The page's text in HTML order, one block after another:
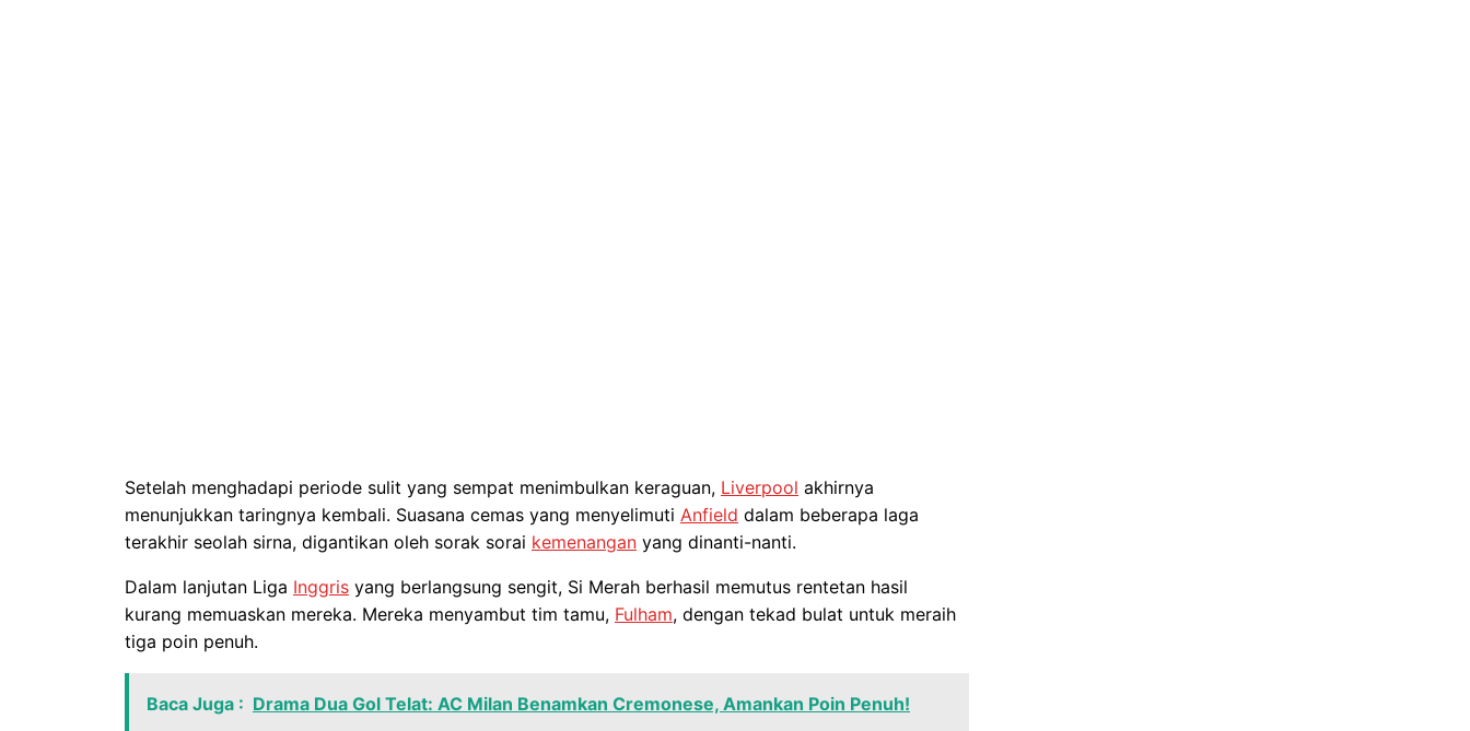
Setelah menghadapi periode sulit yang sempat menimbulkan keraguan, Liverpool akhirnya
menunjukkan taringnya kembali. Suasana cemas yang menyelimuti Anfield dalam beberapa laga
terakhir seolah sirna, digantikan oleh sorak sorai kemenangan yang dinanti-nanti.
Dalam lanjutan Liga Inggris yang berlangsung sengit, Si Merah berhasil memutus rentetan hasil
kurang memuaskan mereka. Mereka menyambut tim tamu, Fulham, dengan tekad bulat untuk meraih
tiga poin penuh.
Baca Juga : Drama Dua Gol Telat: AC Milan Benamkan Cremonese, Amankan Poin Penuh!